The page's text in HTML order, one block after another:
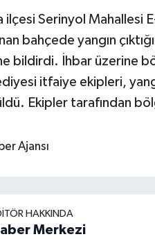
ilçesi Serinyol Mahallesi
bahçede yangın
bildirdi. İhbar üzerine
itfaiye ekipleri,
Ekipler tarafından
Ajansı
HAKKINDA
Merkezi